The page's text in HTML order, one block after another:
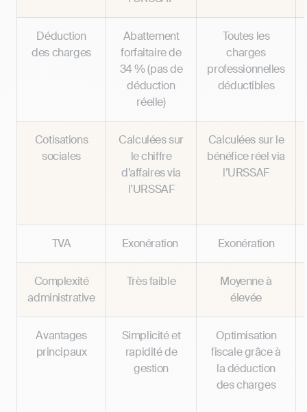
Déduction
des charges
Abattement
forfaitaire de
34 % (pas de
déduction
réelle)
Toutes les
charges
professionnelles
déductibles
Cotisations
sociales
Calculées sur
le chiffre
d’affaires via
l’URSSAF
Calculées sur le
bénéfice réel via
l’URSSAF
TVA Exonération Exonération
Complexité
administrative
Très faible
Moyenne à
élevée
Avantages
principaux
Simplicité et
rapidité de
gestion
Optimisation
fiscale grâce à
la déduction
des charges